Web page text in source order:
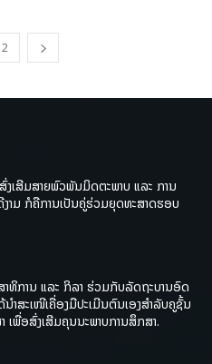
2
ງເສີມສາຍພົວພັນມິດຕະພາບ ແລະ ການ
າມ ກໍຄືການເປັນຄູ່ຮ່ວມຍຸດທະສາດຮອບ
າທິການ ແລະ ກິລາ ຮ່ວມກັບລັດຖະບານອົດ
ນຳສະເໜີເຄື່ອງມືປະເມີນຕົນເອງສຳລັບຄູຊັ້ນ
ເພື່ອສົ່ງເສີມຄຸນນະພາບການສຶກສາ.